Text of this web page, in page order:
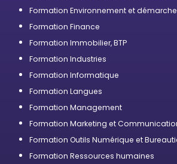
Formation Environnement et démarche
Formation Finance
Formation Immobilier, BTP
Formation Industries
Formation Informatique
Formation Langues
Formation Management
Formation Marketing et
Formation Outils Numérique et
Formation Ressources humaines